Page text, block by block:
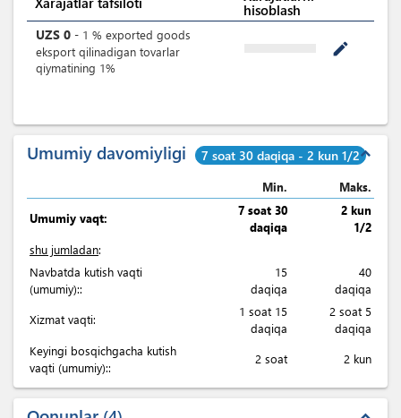
hisoblash
UZS 0 - 1 % exported goods
eksport qilinadigan tovarlar
qiymatining 1%
mode_edit
Umumiy davomiyligi 7 soat 30 daqiqa - 2 kun 1/2expand_less
Min. Maks.
Umumiy vaqt:
7 soat 30
daqiqa
2 kun
1/2
shu jumladan:
Navbatda kutish vaqti
(umumiy)::
15
daqiqa
40
daqiqa
Xizmat vaqti:
1 soat 15
daqiqa
2 soat 5
daqiqa
Keyingi bosqichgacha kutish
vaqti (umumiy)::
2 soat 2 kun